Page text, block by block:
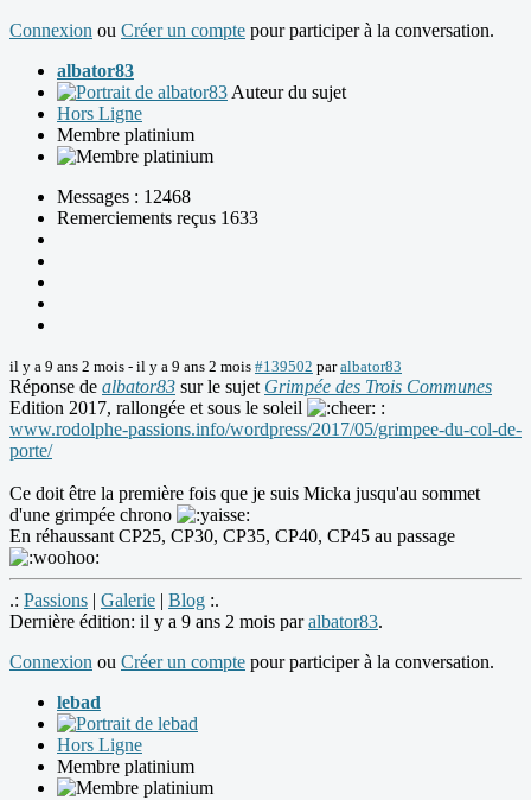
Connexion ou Créer un compte pour participer à la conversation.
albator83
Auteur du sujet
Hors Ligne
Membre platinium
Messages : 12468
Remerciements reçus 1633
il y a 9 ans 2 mois - il y a 9 ans 2 mois #139502 paralbator83
Réponse de albator83 sur le sujet Grimpée des Trois Communes
Edition 2017, rallongée et sous le soleil
:
www.rodolphe-passions.info/wordpress/2017/05/grimpee-du-col-de-
porte/
Ce doit être la première fois que je suis Micka jusqu'au sommet
d'une grimpée chrono
En réhaussant CP25, CP30, CP35, CP40, CP45 au passage
.: Passions | Galerie | Blog :.
Dernière édition: il y a 9 ans 2 mois paralbator83.
Connexion ou Créer un compte pour participer à la conversation.
lebad
Hors Ligne
Membre platinium